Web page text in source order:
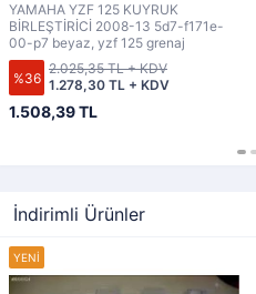
YAMAHA YZF 125 KUYRUK
BİRLEŞTİRİCİ 2008-13 5d7-f171e-
00-p7 beyaz, yzf 125 grenaj
%36
1.508,39 TL
1.278,30 TL + KDV
2.025,35 TL + KDV
İndirimli Ürünler